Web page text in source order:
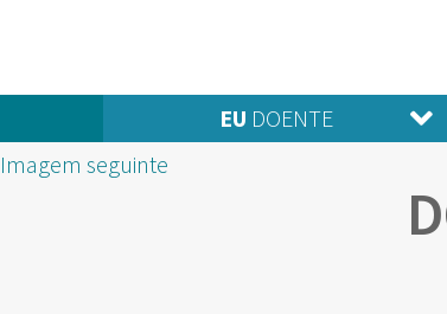
EU DOENTE
Imagem seguinte